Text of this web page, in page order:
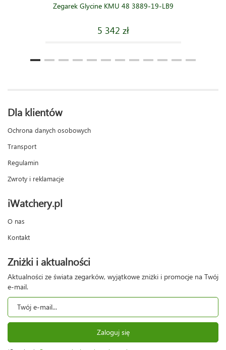
Zegarek Glycine KMU 48 3889-19-LB9
5 342 zł
Dla klientów
Ochrona danych osobowych
Transport
Regulamin
Zwroty i reklamacje
iWatchery.pl
O nas
Kontakt
Zniżki i aktualności
Aktualności ze świata zegarków, wyjątkowe zniżki i promocje na Twój
e-mail.
Zaloguj się